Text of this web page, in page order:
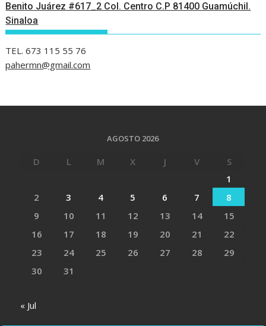
Benito Juárez #617_2 Col. Centro C.P 81400 Guamúchil.
Sinaloa
TEL. 673 115 55 76
pahermn@gmail.com
AGOSTO 2026
D L M X J V
S
1
2
3 4 5 6 7
8
9
10 11 12 13 14
15
16
17 18 19 20 21
22
23
24 25 26 27 28
29
30
31
« Jul